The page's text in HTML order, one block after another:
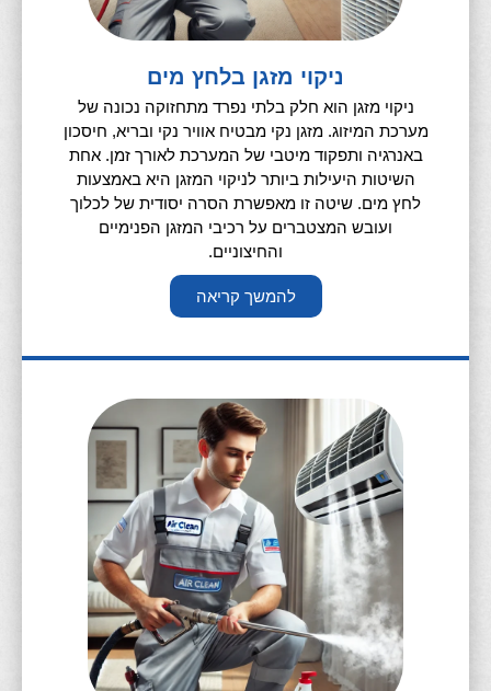
ניקוי מזגן בלחץ מים
ניקוי מזגן הוא חלק בלתי נפרד מתחזוקה נכונה של
מערכת המיזוג. מזגן נקי מבטיח אוויר נקי ובריא, חיסכון
באנרגיה ותפקוד מיטבי של המערכת לאורך זמן. אחת
השיטות היעילות ביותר לניקוי המזגן היא באמצעות
לחץ מים. שיטה זו מאפשרת הסרה יסודית של לכלוך
ועובש המצטברים על רכיבי המזגן הפנימיים
והחיצוניים.
להמשך קריאה